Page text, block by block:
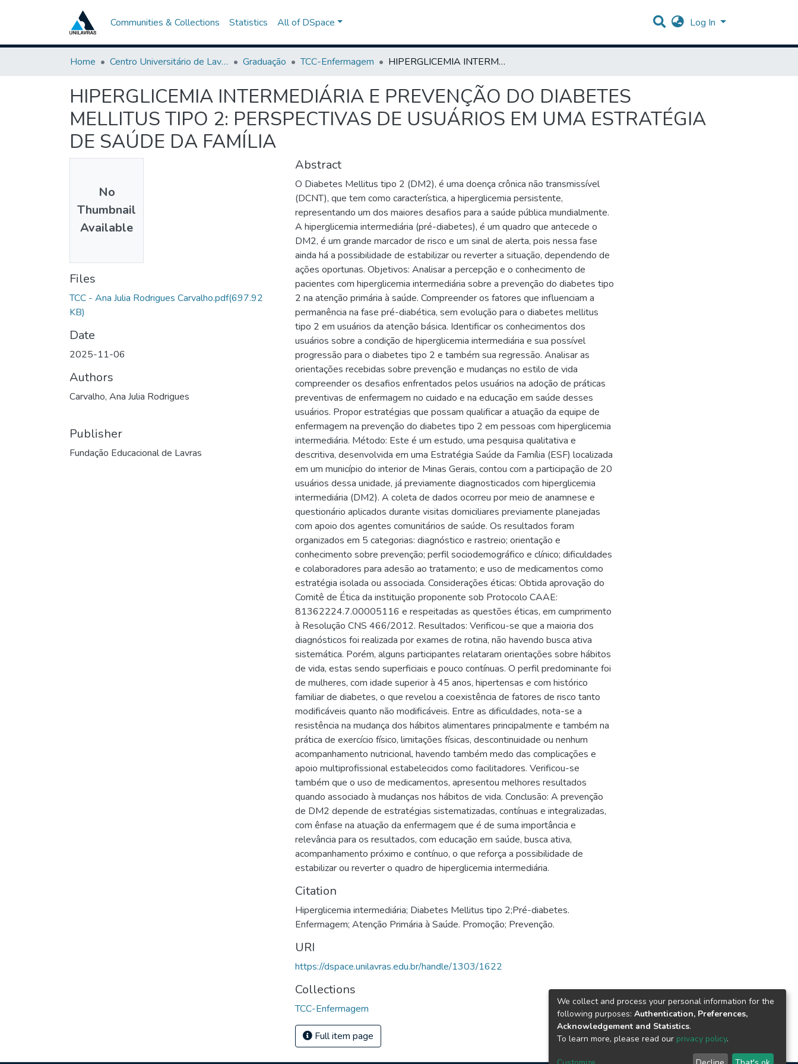
Communities & Collections Statistics All of DSpace Log In
Home Centro Universitário de Lavras-UNILAVRAS Graduação TCC-Enfermagem HIPERGLICEMIA INTERMEDIÁRIA E PREVENÇÃO DO DIABETES MELLITUS TIPO 2: PERSPECTIVAS DE USUÁRIOS EM UMA ESTRATÉGIA DE SAÚDE DA FAMÍLIA
HIPERGLICEMIA INTERMEDIÁRIA E PREVENÇÃO DO DIABETES
MELLITUS TIPO 2: PERSPECTIVAS DE USUÁRIOS EM UMA ESTRATÉGIA
DE SAÚDE DA FAMÍLIA
No
Thumbnail
Available
Files
TCC - Ana Julia Rodrigues Carvalho.pdf(697.92
KB)
Date
2025-11-06
Authors
Carvalho, Ana Julia Rodrigues
Publisher
Fundação Educacional de Lavras
Abstract
O Diabetes Mellitus tipo 2 (DM2), é uma doença crônica não transmissível
(DCNT), que tem como característica, a hiperglicemia persistente,
representando um dos maiores desafios para a saúde pública mundialmente.
A hiperglicemia intermediária (pré-diabetes), é um quadro que antecede o
DM2, é um grande marcador de risco e um sinal de alerta, pois nessa fase
ainda há a possibilidade de estabilizar ou reverter a situação, dependendo de
ações oportunas. Objetivos: Analisar a percepção e o conhecimento de
pacientes com hiperglicemia intermediária sobre a prevenção do diabetes tipo
2 na atenção primária à saúde. Compreender os fatores que influenciam a
permanência na fase pré-diabética, sem evolução para o diabetes mellitus
tipo 2 em usuários da atenção básica. Identificar os conhecimentos dos
usuários sobre a condição de hiperglicemia intermediária e sua possível
progressão para o diabetes tipo 2 e também sua regressão. Analisar as
orientações recebidas sobre prevenção e mudanças no estilo de vida
compreender os desafios enfrentados pelos usuários na adoção de práticas
preventivas de enfermagem no cuidado e na educação em saúde desses
usuários. Propor estratégias que possam qualificar a atuação da equipe de
enfermagem na prevenção do diabetes tipo 2 em pessoas com hiperglicemia
intermediária. Método: Este é um estudo, uma pesquisa qualitativa e
descritiva, desenvolvida em uma Estratégia Saúde da Família (ESF) localizada
em um município do interior de Minas Gerais, contou com a participação de 20
usuários dessa unidade, já previamente diagnosticados com hiperglicemia
intermediária (DM2). A coleta de dados ocorreu por meio de anamnese e
questionário aplicados durante visitas domiciliares previamente planejadas
com apoio dos agentes comunitários de saúde. Os resultados foram
organizados em 5 categorias: diagnóstico e rastreio; orientação e
conhecimento sobre prevenção; perfil sociodemográfico e clínico; dificuldades
e colaboradores para adesão ao tratamento; e uso de medicamentos como
estratégia isolada ou associada. Considerações éticas: Obtida aprovação do
Comitê de Ética da instituição proponente sob Protocolo CAAE:
81362224.7.00005116 e respeitadas as questões éticas, em cumprimento
à Resolução CNS 466/2012. Resultados: Verificou-se que a maioria dos
diagnósticos foi realizada por exames de rotina, não havendo busca ativa
sistemática. Porém, alguns participantes relataram orientações sobre hábitos
de vida, estas sendo superficiais e pouco contínuas. O perfil predominante foi
de mulheres, com idade superior à 45 anos, hipertensas e com histórico
familiar de diabetes, o que revelou a coexistência de fatores de risco tanto
modificáveis quanto não modificáveis. Entre as dificuldades, nota-se a
resistência na mudança dos hábitos alimentares principalmente e também na
prática de exercício físico, limitações físicas, descontinuidade ou nenhum
acompanhamento nutricional, havendo também medo das complicações e
apoio multiprofissional estabelecidos como facilitadores. Verificou-se
também que o uso de medicamentos, apresentou melhores resultados
quando associado à mudanças nos hábitos de vida. Conclusão: A prevenção
de DM2 depende de estratégias sistematizadas, contínuas e integralizadas,
com ênfase na atuação da enfermagem que é de suma importância e
relevância para os resultados, com educação em saúde, busca ativa,
acompanhamento próximo e contínuo, o que reforça a possibilidade de
estabilizar ou reverter o quadro de hiperglicemia intermediária.
Citation
Hiperglicemia intermediária; Diabetes Mellitus tipo 2;Pré-diabetes.
Enfermagem; Atenção Primária à Saúde. Promoção; Prevenção.
URI
https://dspace.unilavras.edu.br/handle/1303/1622
Collections
TCC-Enfermagem
Full item page
We collect and process your personal information for the
following purposes: Authentication, Preferences,
Acknowledgement and Statistics.
To learn more, please read our privacy policy.